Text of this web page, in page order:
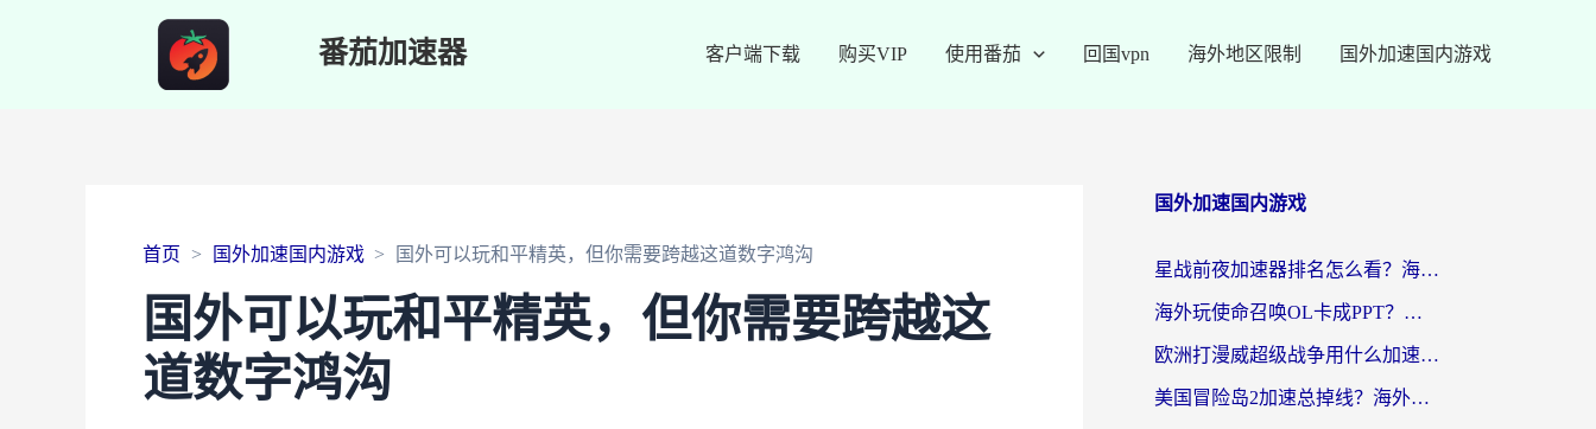
番茄加速器 客户端下载 购买VIP 使用番茄 回国vpn 海外地区限制 国外加速国内游戏
首页 国外加速国内游戏 国外可以玩和平精英，但你需要跨越这道数字鸿沟
国外可以玩和平精英，但你需要跨越这
道数字鸿沟
国外加速国内游戏
星战前夜加速器排名怎么看？海外玩家国服游戏畅玩终极指南（附欧洲玩跑跑我的起源解决方案）
海外玩使命召唤OL卡成PPT？苹果用户必看：使命召唤OL国外加速器下载苹果版指南
欧洲打漫威超级战争用什么加速器？3个海外游戏卡顿问题一次解决（附实测推荐）
美国冒险岛2加速总掉线？海外玩家必看的国服游戏加速器选择指南